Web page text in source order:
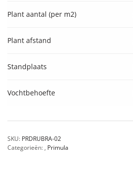
Plant aantal (per m2)
Plant afstand
Standplaats
Vochtbehoefte
SKU: PRDRUBRA-02
Categorieën: , Primula